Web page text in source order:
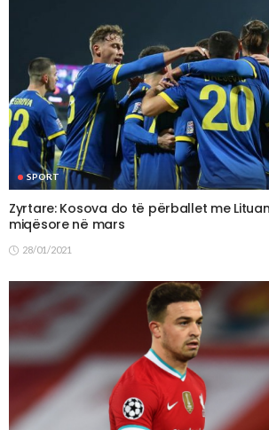
SPORT
Zyrtare: Kosova do të përballet me
miqësore në mars
28/01/2021